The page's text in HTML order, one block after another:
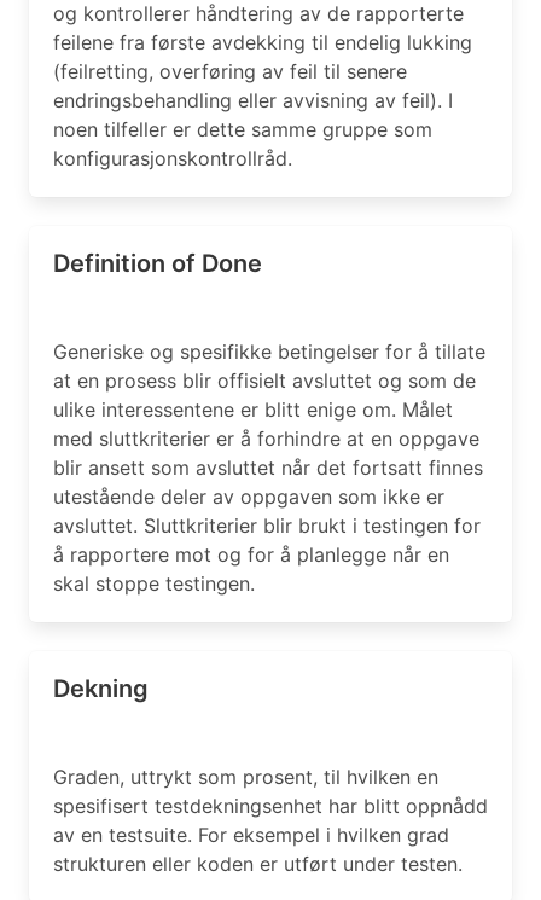
og kontrollerer håndtering av de rapporterte
feilene fra første avdekking til endelig lukking
(feilretting, overføring av feil til senere
endringsbehandling eller avvisning av feil). I
noen tilfeller er dette samme gruppe som
konfigurasjonskontrollråd.
Definition of Done
Generiske og spesifikke betingelser for å tillate
at en prosess blir offisielt avsluttet og som de
ulike interessentene er blitt enige om. Målet
med sluttkriterier er å forhindre at en oppgave
blir ansett som avsluttet når det fortsatt finnes
utestående deler av oppgaven som ikke er
avsluttet. Sluttkriterier blir brukt i testingen for
å rapportere mot og for å planlegge når en
skal stoppe testingen.
Dekning
Graden, uttrykt som prosent, til hvilken en
spesifisert testdekningsenhet har blitt oppnådd
av en testsuite. For eksempel i hvilken grad
strukturen eller koden er utført under testen.